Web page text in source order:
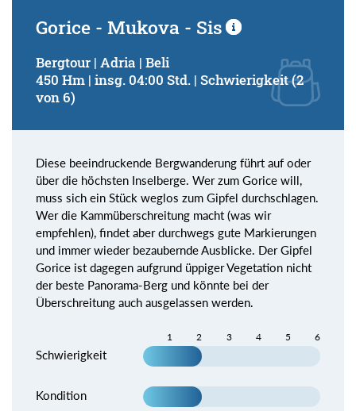
Gorice - Mukova - Sis
Bergtour | Adria | Beli
450 Hm | insg. 04:00 Std. | Schwierigkeit (2
von 6)
Diese beeindruckende Bergwanderung führt auf oder
über die höchsten Inselberge. Wer zum Gorice will,
muss sich ein Stück weglos zum Gipfel durchschlagen.
Wer die Kammüberschreitung macht (was wir
empfehlen), findet aber durchwegs gute Markierungen
und immer wieder bezaubernde Ausblicke. Der Gipfel
Gorice ist dagegen aufgrund üppiger Vegetation nicht
der beste Panorama-Berg und könnte bei der
Überschreitung auch ausgelassen werden.
1 2 3 4 5 6
Schwierigkeit
Kondition